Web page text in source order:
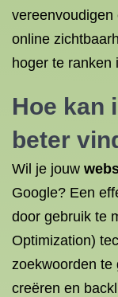
online
hoger te ranken
Hoe kan
beter
Wil je jouw
Google? Een
door gebruik te
Optimization)
zoekwoorden te
creëren en